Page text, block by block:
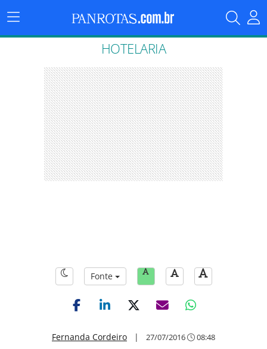
Menu
Principal
HOTELARIA
Fonte
Fernanda Cordeiro | 27/07/2016 08:48